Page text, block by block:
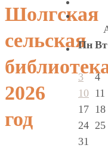
Шолгская
сельская
2026
год
Пн Вт
3
4
10 11
17 18
24 25
31